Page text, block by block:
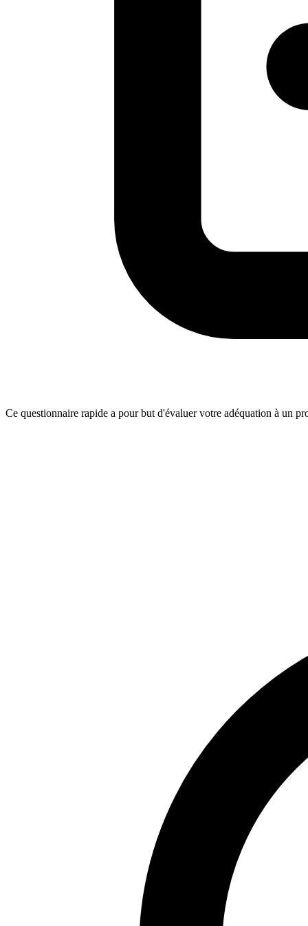
Ce questionnaire rapide a pour but d'évaluer votre adéquation à un